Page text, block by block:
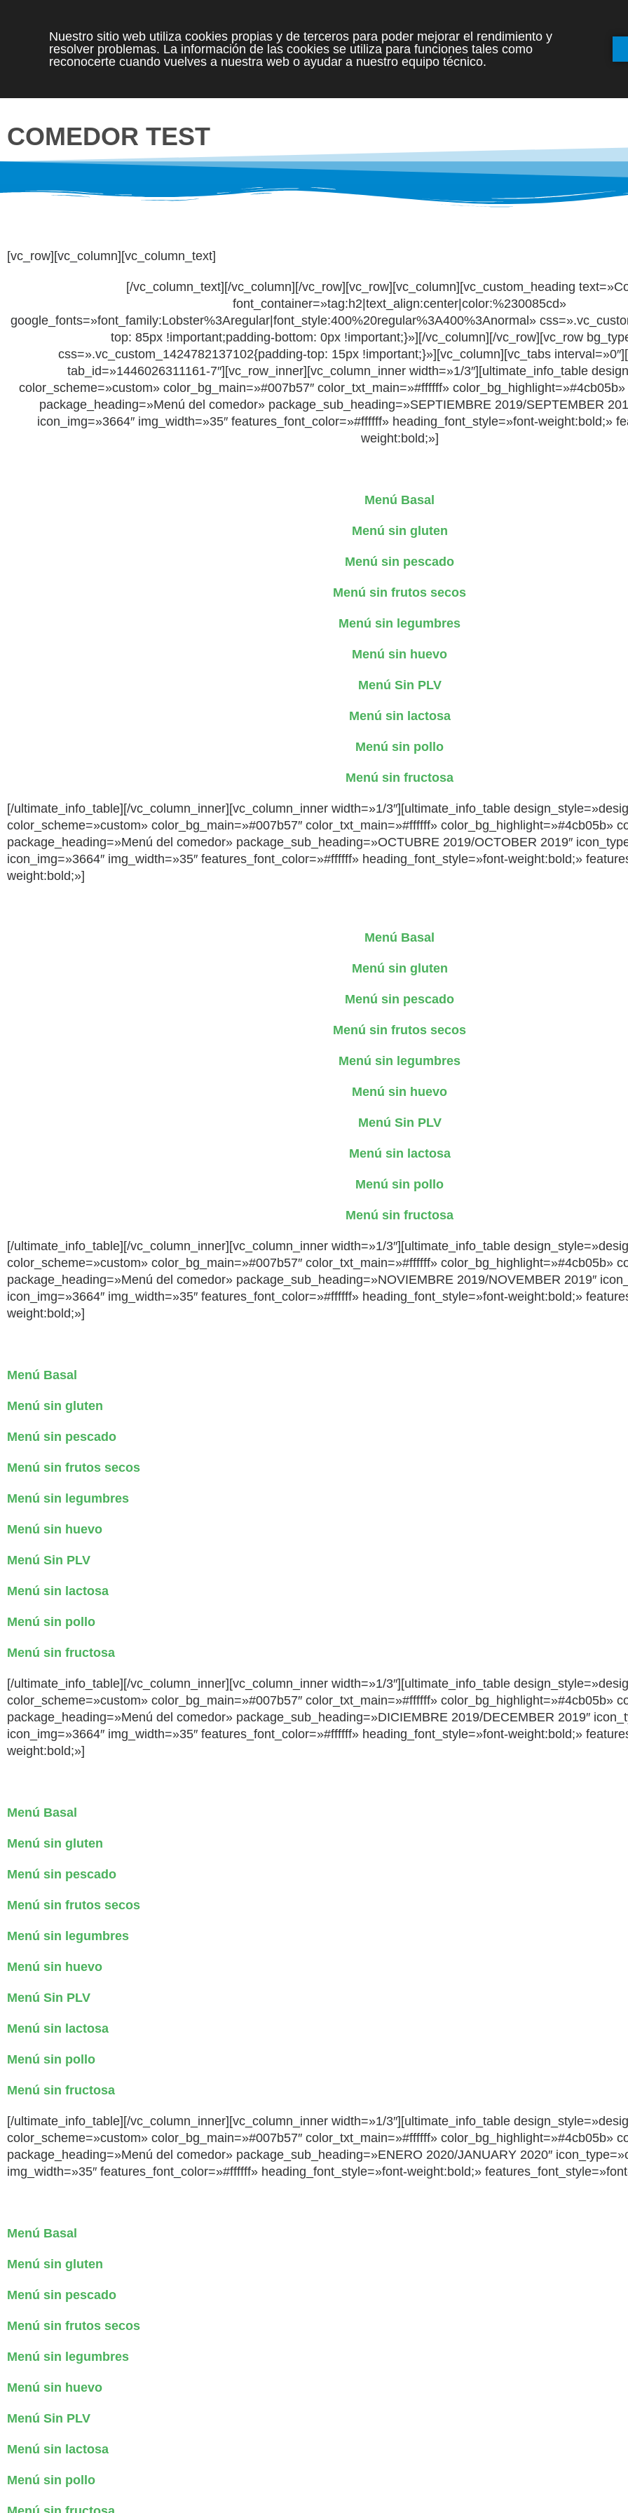
INICIO
COMEDOR TEST
[vc_row][vc_column][vc_column_text]
[/vc_column_text][/vc_column][/vc_row][vc_row][vc_column][vc_custom_heading
font_container=»tag:h2|text_align:center|color:%230085cd»
google_fonts=»font_family:Lobster%3Aregular|font_style:400%20regular%3A400%3Anormal»
top: 85px !important;padding-bottom: 0px !important;}»][/vc_column][/vc_row][vc_row
css=».vc_custom_1424782137102{padding-top: 15px !important;}»][vc_column][vc_tabs
tab_id=»1446026311161-7″][vc_row_inner][vc_column_inner width=»1/3″][ultimate_info_table
color_scheme=»custom» color_bg_main=»#007b57″ color_txt_main=»#ffffff»
package_heading=»Menú del comedor» package_sub_heading=»SEPTIEMBRE 2019/SEPTEMBER
icon_img=»3664″ img_width=»35″ features_font_color=»#ffffff» heading_font_style=»font-weight:bold;»
weight:bold;»]
Menú Basal
Menú sin gluten
Menú sin pescado
Menú sin frutos secos
Menú sin legumbres
Menú sin huevo
Menú Sin PLV
Menú sin lactosa
Menú sin pollo
Menú sin fructosa
[/ultimate_info_table][/vc_column_inner][vc_column_inner width=»1/3″][ultimate_info_table
color_scheme=»custom» color_bg_main=»#007b57″ color_txt_main=»#ffffff» color_bg_highlight=»#4cb05b»
package_heading=»Menú del comedor» package_sub_heading=»OCTUBRE 2019/OCTOBER 2019″
icon_img=»3664″ img_width=»35″ features_font_color=»#ffffff» heading_font_style=»font-weight:bold;»
weight:bold;»]
Menú Basal
Menú sin gluten
Menú sin pescado
Menú sin frutos secos
Menú sin legumbres
Menú sin huevo
Menú Sin PLV
Menú sin lactosa
Menú sin pollo
Menú sin fructosa
[/ultimate_info_table][/vc_column_inner][vc_column_inner width=»1/3″][ultimate_info_table
color_scheme=»custom» color_bg_main=»#007b57″ color_txt_main=»#ffffff» color_bg_highlight=»#4cb05b»
package_heading=»Menú del comedor» package_sub_heading=»NOVIEMBRE 2019/NOVEMBER 2019″
icon_img=»3664″ img_width=»35″ features_font_color=»#ffffff» heading_font_style=»font-weight:bold;»
weight:bold;»]
Menú Basal
Menú sin gluten
Menú sin pescado
Menú sin frutos secos
Menú sin legumbres
Menú sin huevo
Menú Sin PLV
Menú sin lactosa
Menú sin pollo
Menú sin fructosa
[/ultimate_info_table][/vc_column_inner][vc_column_inner width=»1/3″][ultimate_info_table
color_scheme=»custom» color_bg_main=»#007b57″ color_txt_main=»#ffffff» color_bg_highlight=»#4cb05b»
package_heading=»Menú del comedor» package_sub_heading=»DICIEMBRE 2019/DECEMBER 2019″
icon_img=»3664″ img_width=»35″ features_font_color=»#ffffff» heading_font_style=»font-weight:bold;»
weight:bold;»]
Menú Basal
Menú sin gluten
Menú sin pescado
Menú sin frutos secos
Menú sin legumbres
Menú sin huevo
Menú Sin PLV
Menú sin lactosa
Menú sin pollo
Menú sin fructosa
[/ultimate_info_table][/vc_column_inner][vc_column_inner width=»1/3″][ultimate_info_table
color_scheme=»custom» color_bg_main=»#007b57″ color_txt_main=»#ffffff» color_bg_highlight=»#4cb05b»
package_heading=»Menú del comedor» package_sub_heading=»ENERO 2020/JANUARY 2020″
img_width=»35″ features_font_color=»#ffffff» heading_font_style=»font-weight:bold;»
Menú Basal
Menú sin gluten
Menú sin pescado
Menú sin frutos secos
Menú sin legumbres
Menú sin huevo
Menú Sin PLV
Menú sin lactosa
Menú sin pollo
Nuestro sitio web utiliza cookies propias y de terceros para poder mejorar el rendimiento y
resolver problemas. La información de las cookies se utiliza para funciones tales como
reconocerte cuando vuelves a nuestra web o ayudar a nuestro equipo técnico.